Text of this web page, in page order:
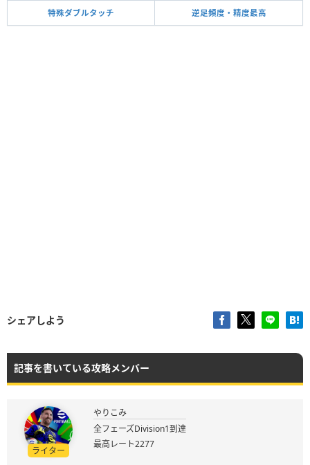
特殊ダブルタッチ 逆足頻度・精度最高
シェアしよう
記事を書いている攻略メンバー
ライター
やりこみ
全フェーズDivision1到達
最高レート2277